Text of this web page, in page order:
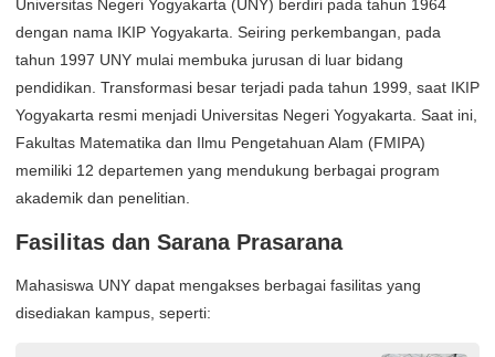
Universitas Negeri Yogyakarta (UNY) berdiri pada tahun 1964
dengan nama IKIP Yogyakarta. Seiring perkembangan, pada
tahun 1997 UNY mulai membuka jurusan di luar bidang
pendidikan. Transformasi besar terjadi pada tahun 1999, saat IKIP
Yogyakarta resmi menjadi Universitas Negeri Yogyakarta. Saat ini,
Fakultas Matematika dan Ilmu Pengetahuan Alam (FMIPA)
memiliki 12 departemen yang mendukung berbagai program
akademik dan penelitian.
Fasilitas dan Sarana Prasarana
Mahasiswa UNY dapat mengakses berbagai fasilitas yang
disediakan kampus, seperti: